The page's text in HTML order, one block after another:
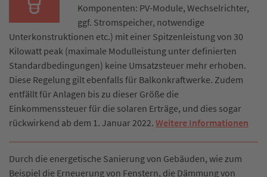
Komponenten: PV-Module, Wechselrichter,
ggf. Stromspeicher, notwendige
Unterkonstruktionen etc.) mit einer Spitzenleistung von 30
Kilowatt peak (maximale Modulleistung unter definierten
Standardbedingungen) keine Umsatzsteuer mehr erhoben.
Diese Regelung gilt ebenfalls für Balkonkraftwerke. Zudem
entfällt für Anlagen bis zu dieser Größe die
Einkommenssteuer für die solaren Erträge, und dies sogar
rückwirkend ab dem 1. Januar 2022. Weitere Informationen
Durch die energetische Sanierung von Gebäuden, wie zum
Beispiel die Erneuerung von Fenstern, die Dämmung von